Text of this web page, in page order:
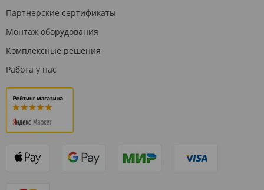
Партнерские сертификаты
Монтаж оборудования
Комплексные решения
Работа у нас